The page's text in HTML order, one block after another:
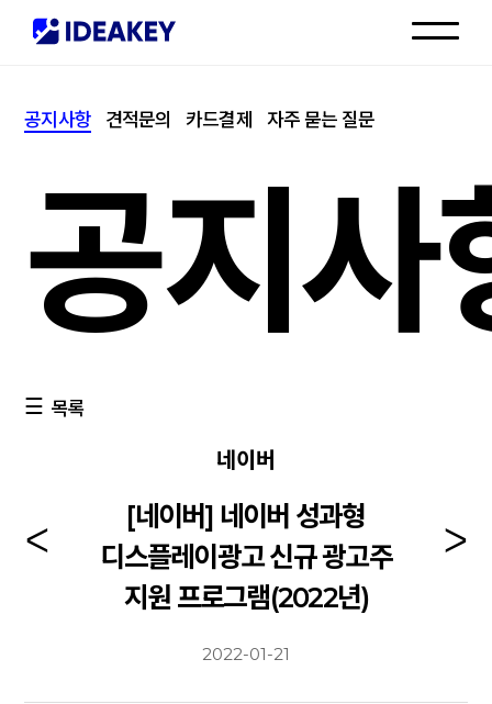
고객센터
공지사항 견적문의 카드결제 자주 묻는 질문
공지사
목록
네이버
[네이버] 네이버 성과형
디스플레이광고 신규 광고주
지원 프로그램(2022년)
2022-01-21